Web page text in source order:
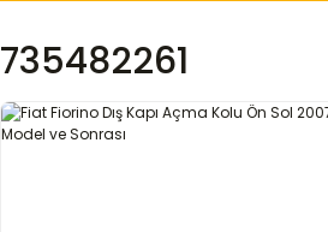
735482261